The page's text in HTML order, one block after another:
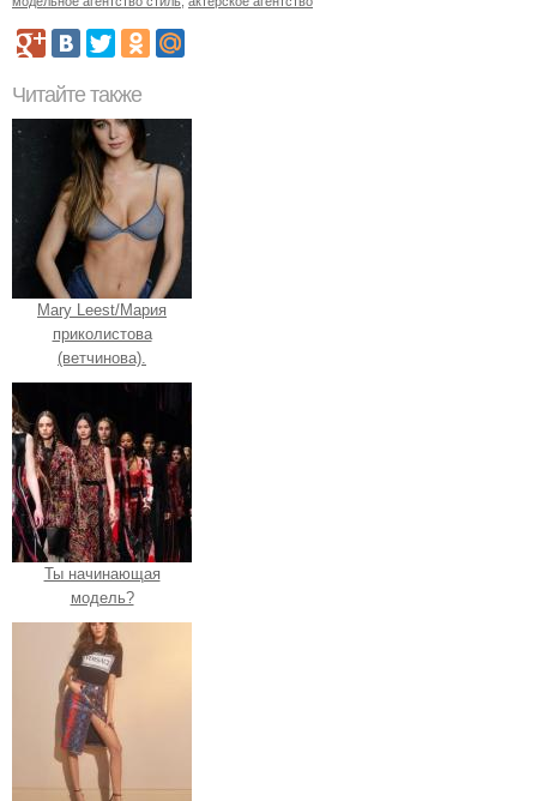
Читайте также
Mary Leest/Мария
приколистова
(ветчинова).
Ты начинающая
модель?